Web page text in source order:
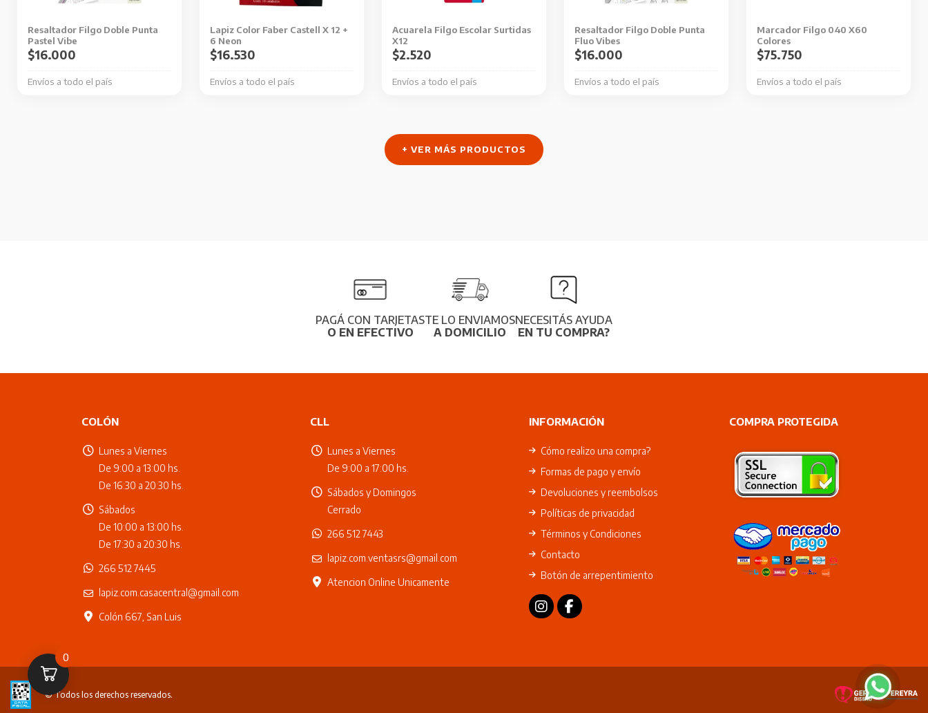
Resaltador Filgo Doble Punta
Pastel Vibe
Envíos a todo el país
$16.000
Lapiz Color Faber Castell X 12 +
6 Neon
Envíos a todo el país
$16.530
Acuarela Filgo Escolar Surtidas
X12
Envíos a todo el país
$2.520
Resaltador Filgo Doble Punta
Fluo Vibes
Envíos a todo el país
$16.000
Marcador Filgo 040 X60
Colores
Envíos a todo el país
$75.750
+ VER MÁS PRODUCTOS
PAGÁ CON TARJETAS
O EN EFECTIVO
TE LO ENVIAMOS
A DOMICILIO
NECESITÁS AYUDA
EN TU COMPRA?
COLÓN
Lunes a Viernes
De 9:00 a 13:00 hs.
De 16:30 a 20:30 hs.
Sábados
De 10:00 a 13:00 hs.
De 17:30 a 20:30 hs.
266 512 7445
lapiz.com.casacentral@gmail.com
Colón 667, San Luis
CLL
Lunes a Viernes
De 9:00 a 17:00 hs.
Sábados y Domingos
Cerrado
266 512 7443
lapiz.com.ventasrs@gmail.com
Atencion Online Unicamente
INFORMACIÓN
Cómo realizo una compra?
Formas de pago y envío
Devoluciones y reembolsos
Políticas de privacidad
Términos y Condiciones
Contacto
Botón de arrepentimiento
COMPRA PROTEGIDA
© Todos los derechos reservados.
0